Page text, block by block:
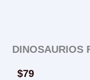
DINOSAURIOS
$79